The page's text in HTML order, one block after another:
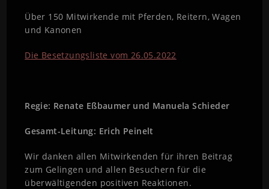
Über 150 Mitwirkende mit Pferden, Reitern, Wagen
und Kanonen
Die Besetzungsliste vom 26.05.2022
Regie: Renate Eßbaumer und Manuela Schieder
Gesamt-Leitung: Erich Peinelt
Wir danken allen Mitwirkenden für ihren Beitrag
zum Gelingen und allen Besuchern für die
überwältigenden positiven Reaktionen.